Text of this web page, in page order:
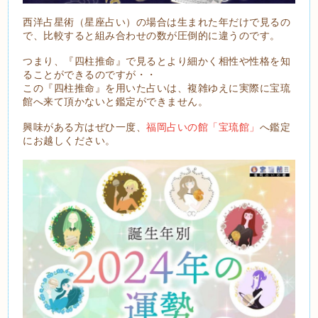
西洋占星術（星座占い）の場合は生まれた年だけで見るの
で、比較すると組み合わせの数が圧倒的に違うのです。
つまり、『四柱推命』で見るとより細かく相性や性格を知
ることができるのですが・・
この『四柱推命』を用いた占いは、複雑ゆえに実際に宝琉
館へ来て頂かないと鑑定ができません。
興味がある方はぜひ一度、福岡占いの館「宝琉館」 へ鑑定
にお越しください。